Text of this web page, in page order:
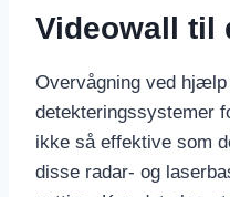
Videowall til
Overvågning ved
detekteringssystemer
ikke så effektive som
disse radar- og